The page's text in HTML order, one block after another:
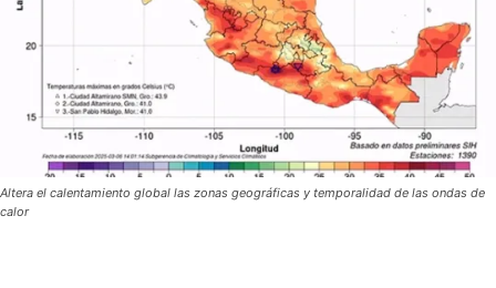
Altera el calentamiento global las zonas geográficas y temporalidad de las ondas de
calor